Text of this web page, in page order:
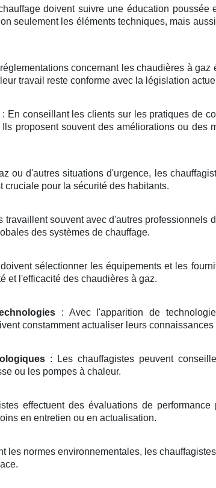
doivent suivre une éducation poussée
seulement les éléments techniques, mais
concernant les chaudières à
travail reste conforme avec la législation
: En conseillant les clients sur les pratiques de
proposent souvent des améliorations ou des
ou d'autres situations d'urgence, les
cruciale pour la sécurité des habitants.
travaillent souvent avec d'autres professionnels
des systèmes de chauffage.
sélectionner les équipements et les
et l'efficacité des chaudières à gaz.
: Avec l'apparition de
constamment actualiser leurs
: Les chauffagistes peuvent
ou les pompes à chaleur.
effectuent des évaluations de
en entretien ou en actualisation.
les normes environnementales, les